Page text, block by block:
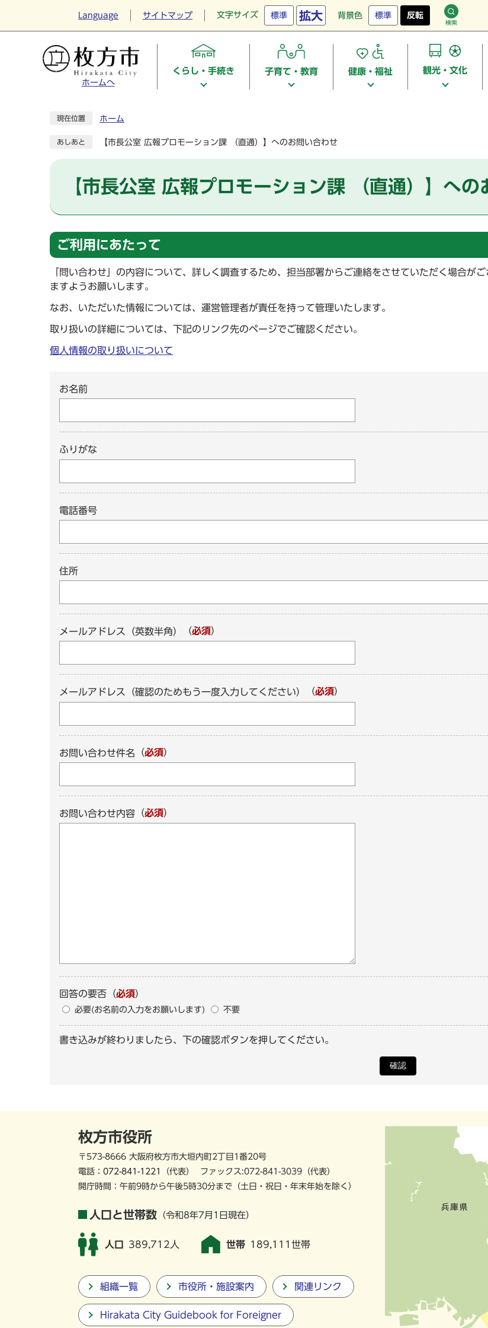
Language サイトマップ 文字サイズ 標準 拡大 背景色 標準 反転
検索
ホームへ
くらし・手続き 子育て・教育 健康・福祉 観光・文化
現在位置 ホーム
あしあと 【市長公室 広報プロモーション課 （直通）】へのお問い合わせ
【市長公室 広報プロモーション課 （直通）】への
ご利用にあたって
「問い合わせ」の内容について、詳しく調査するため、担当部署からご連絡をさせていただく場合が
ますようお願いします。
なお、いただいた情報については、運営管理者が責任を持って管理いたします。
取り扱いの詳細については、下記のリンク先のページでご確認ください。
個人情報の取り扱いについて
お名前
ふりがな
電話番号
住所
メールアドレス（英数半角） （必須）
メールアドレス（確認のためもう一度入力してください） （必須）
お問い合わせ件名 （必須）
お問い合わせ内容 （必須）
回答の要否 （必須）
必要(お名前の入力をお願いします) 不要
書き込みが終わりましたら、下の確認ボタンを押してください。
確認
枚方市役所
〒573-8666 大阪府枚方市大垣内町2丁目1番20号
電話： 072-841-1221 （代表） ファックス:072-841-3039（代表）
開庁時間：午前9時から午後5時30分まで （土日・祝日・年末年始を除く）
人口と世帯数 （令和8年7月1日現在）
人口 389,712人 世帯 189,111世帯
組織一覧 市役所・施設案内 関連リンク
Hirakata City Guidebook for Foreigner